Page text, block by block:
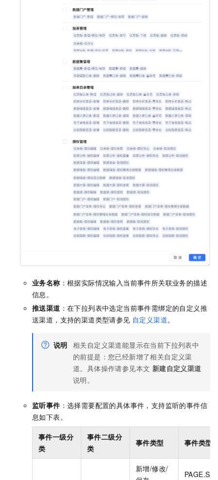
业务名称 ：根据实际情况输入当前事件所关联业务的描述
信息。
推送渠道 ：在下拉列表中选定当前事件需绑定的自定义推
送渠道，支持的渠道类型请参见 自定义渠道。
说明 相关自定义渠道能显示在当前下拉列表中
的前提是：您已经新增了相关自定义渠
道。具体操作请参见本文 新建自定义渠道
说明。
监听事件 ：选择需要配置的具体事件，支持监听的事件信
息如下表。
事件一级分
类
事件二级分
类
事件类型 事件类型
新增/修改/